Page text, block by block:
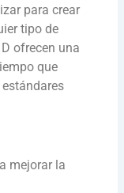
para crear
tipo de
ofrecen una
que
mejorar la